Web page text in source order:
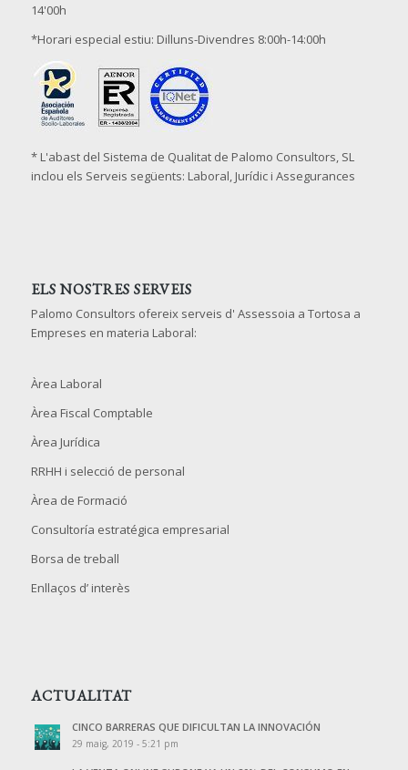
14'00h
*Horari especial estiu: Dilluns-Divendres 8:00h-14:00h
* L'abast del Sistema de Qualitat de Palomo Consultors, SL
inclou els Serveis següents: Laboral, Jurídic i Assegurances
ELS NOSTRES SERVEIS
Palomo Consultors ofereix serveis d' Assessoia a Tortosa a
Empreses en materia Laboral:
Àrea Laboral
Àrea Fiscal Comptable
Àrea Jurídica
RRHH i selecció de personal
Àrea de Formació
Consultoría estratégica empresarial
Borsa de treball
Enllaços d’ interès
ACTUALITAT
CINCO BARRERAS QUE DIFICULTAN LA INNOVACIÓN
29 maig, 2019 - 5:21 pm